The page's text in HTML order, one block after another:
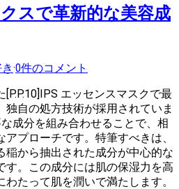
スで革新的な美容成
·0件のコメント
エッセンスマスクで最
独自の処方技術が採用されていま
成分を組み合わせることで、相
プローチです。特筆すべきは、
稲から抽出された成分が中心的な
す。この成分には肌の保湿力を高
たって肌を潤いで満たします。